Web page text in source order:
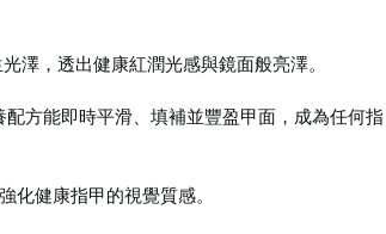
澤，透出健康紅潤光感與鏡面般亮澤。
方能即時平滑、填補並豐盈甲面，成為任何指
化健康指甲的視覺質感。